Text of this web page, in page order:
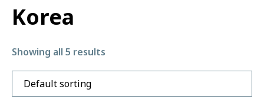
Korea
Showing all 5 results